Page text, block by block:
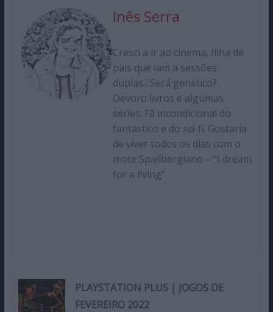
Inês Serra
Cresci a ir ao cinema, filha de
pais que iam a sessões
duplas…Será genético?
Devoro livros e algumas
séries. Fã incondicional do
fantástico e do sci-fi. Gostaria
de viver todos os dias com o
mote Spielbergiano – “I dream
for a living”
PLAYSTATION PLUS | JOGOS DE
FEVEREIRO 2022